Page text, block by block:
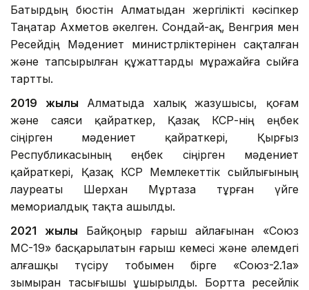
Батырдың бюстін Алматыдан жергілікті кәсіпкер
Таңатар Ахметов әкелген. Сондай-ақ, Венгрия мен
Ресейдің Мәдениет министрліктерінен сақталған
және тапсырылған құжаттарды мұражайға сыйға
тартты.
2019 жылы Алматыда халық жазушысы, қоғам
және саяси қайраткер, Қазақ КСР-нің еңбек
сіңірген мәдениет қайраткері, Қырғыз
Республикасының еңбек сіңірген мәдениет
қайраткері, Қазақ КСР Мемлекеттік сыйлығының
лауреаты Шерхан Мұртаза тұрған үйге
мемориалдық тақта ашылды.
2021 жылы Байқоңыр ғарыш айлағынан «Союз
МС-19» басқарылатын ғарыш кемесі және әлемдегі
алғашқы түсіру тобымен бірге «Союз-2.1а»
зымыран тасығышы ұшырылды. Бортта ресейлік